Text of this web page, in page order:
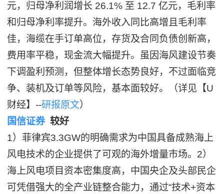
元，归母净利润增长 26.1% 至 12.7 亿元，毛利率
和归母净利率提升。海外收入同比高增且毛利率
佳，海缆在手订单高位，存货及合同负债创新高，
费用率平稳，现金流大幅提升。虽因海风建设节奏
下调盈利预测，但整体增长态势良好，不过面临竞
争、装机及订单等风险，基本面较好。（详见【U
财经】--研报原文）
国信证券较好
1）菲律宾3.3GW的明确需求为中国具备成熟海上
风电技术的企业提供了可观的海外增量市场。2）
海上风电项目资本密集度高，中国央企及头部民企
可凭借强大的全产业链整合能力，通过“技术+资本